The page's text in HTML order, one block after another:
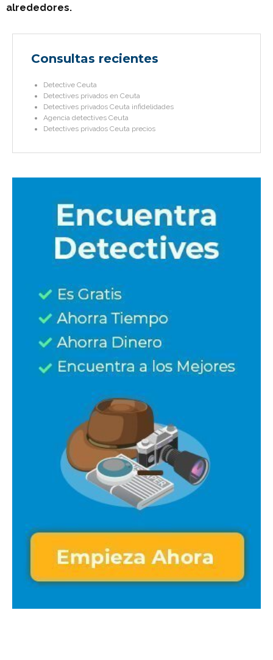
alrededores.
Consultas recientes
Detective Ceuta
Detectives privados en Ceuta
Detectives privados Ceuta infidelidades
Agencia detectives Ceuta
Detectives privados Ceuta precios